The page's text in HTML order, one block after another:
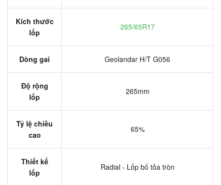
Kích thước
lốp
265/65R17
Dòng gai Geolandar H/T G056
Độ rộng
lốp
265mm
Tỷ lệ chiều
cao
65%
Thiết kế
lốp
Radial - Lốp bố tỏa tròn